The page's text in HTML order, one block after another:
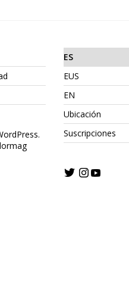
ES
EUS
EN
Ubicación
Suscripciones